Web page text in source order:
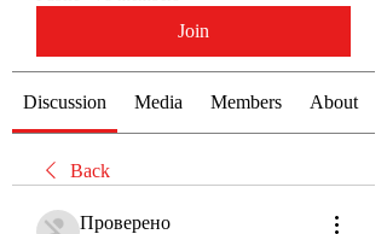
Join
Discussion Media Members About
Back
Проверено